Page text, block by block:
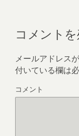
コメント
メールアドレス
付いている欄は
コメント